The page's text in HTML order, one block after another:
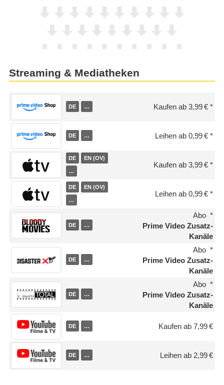
Streaming & Mediatheken
DE … Kaufen ab 3,99 €
DE … Leihen ab 0,99 €
DE EN (OV)
…
Kaufen ab 3,99 €
DE EN (OV)
…
Leihen ab 0,99 €
DE …
Abo
Prime Video Zusatz-
Kanäle
DE …
Abo
Prime Video Zusatz-
Kanäle
DE …
Abo
Prime Video Zusatz-
Kanäle
DE … Kaufen ab 7,99 €
DE … Leihen ab 2,99 €